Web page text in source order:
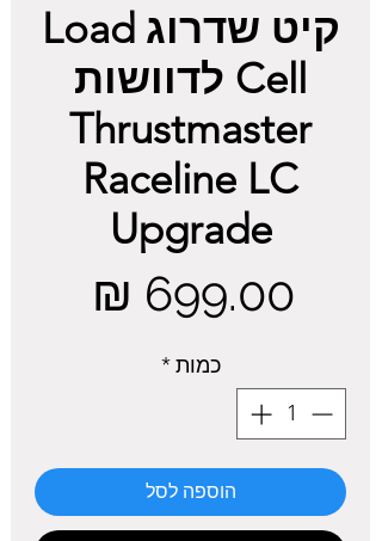
קיט שדרוג Load
Cell לדוושות
Thrustmaster
Raceline LC
Upgrade
כמות *
הוספה לסל